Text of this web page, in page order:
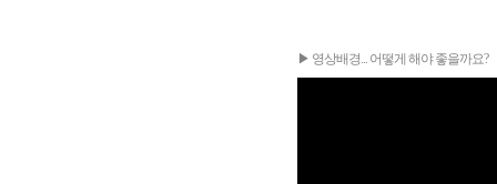
▶ 영상배경... 어떻게 해야 좋을까요?